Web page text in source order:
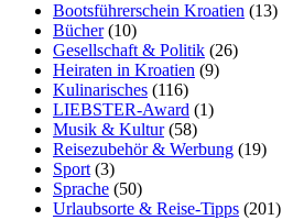
Bootsführerschein Kroatien (13)
Bücher(10)
Gesellschaft & Politik (26)
Heiraten in Kroatien (9)
Kulinarisches (116)
LIEBSTER-Award (1)
Musik & Kultur(58)
Reisezubehör & Werbung (19)
Sport (3)
Sprache (50)
Urlaubsorte & Reise-Tipps (201)